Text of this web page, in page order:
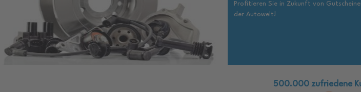
Profitieren Sie in Zukunft von
der Autowelt!
500.000 zufriedene